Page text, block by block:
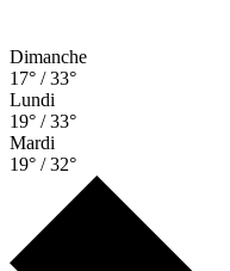
Dimanche
17° / 33°
Lundi
19° / 33°
Mardi
19° / 32°